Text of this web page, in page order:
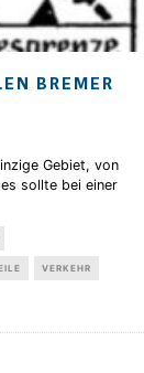
BREMER
Gebiet, von
sollte bei einer
VERKEHR